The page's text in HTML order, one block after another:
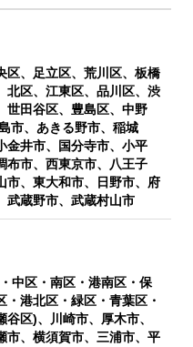
区、足立区、荒川区、板橋
北区、江東区、品川区、渋
世田谷区、豊島区、中野
市、あきる野市、稲城
金井市、国分寺市、小平
布市、西東京市、八王子
市、東大和市、日野市、府
武蔵野市、武蔵村山市
中区・南区・港南区・保
港北区・緑区・青葉区・
区)、川崎市、厚木市、
市、横須賀市、三浦市、平